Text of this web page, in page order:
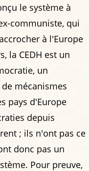
le système à
communiste, qui
à l'Europe
la CEDH est un
un
mécanismes
pays d'Europe
depuis
; ils n'ont pas ce
donc pas un
Pour preuve,